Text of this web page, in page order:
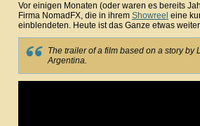
Vor einigen Monaten (oder waren es bereits
Firma NomadFX, die in ihrem Showreel eine
einblendeten. Heute ist das Ganze etwas
The trailer of a film based on a story
Argentina.